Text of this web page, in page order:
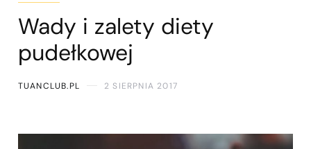
Wady i zalety diety
pudełkowej
TUANCLUB.PL 2 SIERPNIA 2017